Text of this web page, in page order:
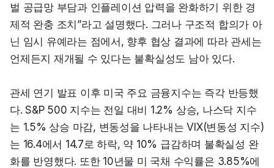
벌 공급망 부담과 인플레이션 압력을 완화하기 위한 경
제적 완충 조치”라고 설명했다. 그러나 구조적 합의가 아
닌 임시 유예라는 점에서, 향후 협상 결과에 따라 관세는
언제든지 재개될 수 있다는 불확실성도 남아 있다.
관세 연기 발표 이후 미국 주요 금융지수는 즉각 반등했
다. S&P 500 지수는 전일 대비 1.2% 상승, 나스닥 지수
는 1.5% 상승 마감, 변동성을 나타내는 VIX(변동성 지수)
는 16.4에서 14.7로 하락, 약 10% 급감하며 불확실성 완
화를 반영했다. 또한 10년물 미 국채 수익률은 3.85%에